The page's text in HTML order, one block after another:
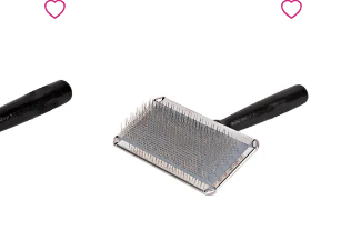
Dodaj do ulubionych Dodaj